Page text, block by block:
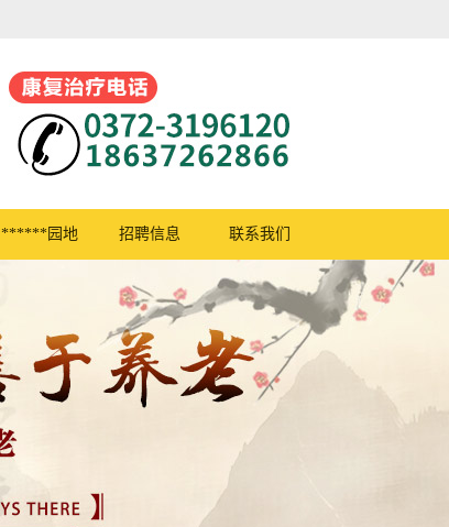
******园地 招聘信息 联系我们